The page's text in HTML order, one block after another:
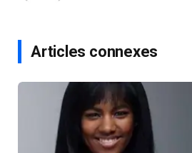
Articles connexes